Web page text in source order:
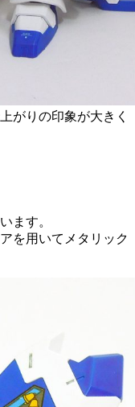
がりの印象が大きく
ます。
を用いてメタリック